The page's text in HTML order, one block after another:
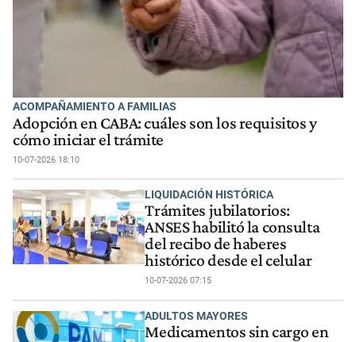
ACOMPAÑAMIENTO A FAMILIAS
Adopción en CABA: cuáles son los requisitos y
cómo iniciar el trámite
10-07-2026 18:10
LIQUIDACIÓN HISTÓRICA
Trámites jubilatorios:
ANSES habilitó la consulta
del recibo de haberes
histórico desde el celular
10-07-2026 07:15
ADULTOS MAYORES
Medicamentos sin cargo en